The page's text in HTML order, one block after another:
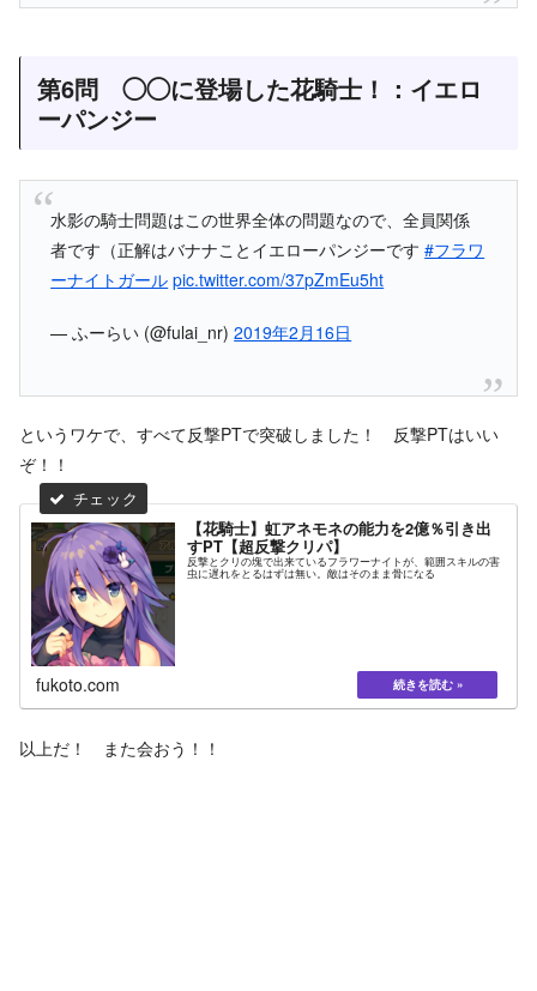
第6問 ◯◯に登場した花騎士！：イエロ
ーパンジー
水影の騎士問題はこの世界全体の問題なので、全員関係
者です（正解はバナナことイエローパンジーです#フラワ
ーナイトガール pic.twitter.com/37pZmEu5ht
— ふーらい (@fulai_nr)2019年2月16日
というワケで、すべて反撃PTで突破しました！ 反撃PTはいい
ぞ！！
【花騎士】虹アネモネの能力を2億％引き出
すPT【超反撃クリパ】
反撃とクリの塊で出来ているフラワーナイトが、範囲スキルの害
虫に遅れをとるはずは無い。敵はそのまま骨になる
fukoto.com
以上だ！ また会おう！！